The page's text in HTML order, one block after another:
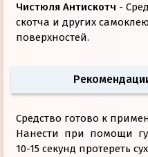
Чистюля Антискотч -
скотча и других
поверхностей.
Средство готово к
Нанести при помощи
10-15 секунд протереть